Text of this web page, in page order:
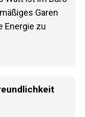
Garen
Energie zu